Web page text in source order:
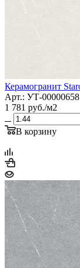
Керамогранит
Арт.: УТ-00000658
1 781 руб./м2
В корзину